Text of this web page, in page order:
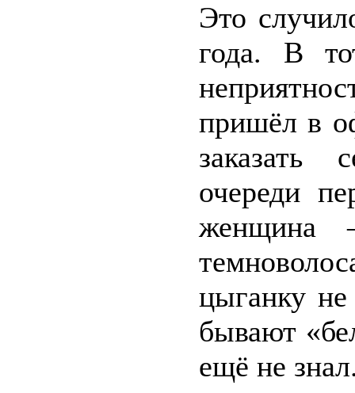
Это
года. В
пришёл в
заказать
очереди
женщина –
цыганку
бывают
ещё не